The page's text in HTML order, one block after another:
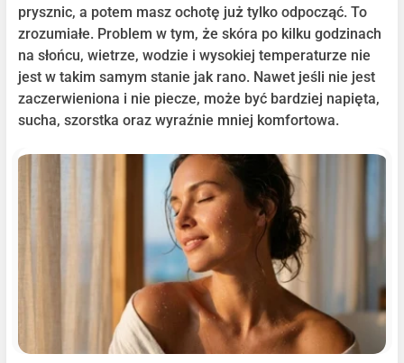
prysznic, a potem masz ochotę już tylko odpocząć. To
zrozumiałe. Problem w tym, że skóra po kilku godzinach
na słońcu, wietrze, wodzie i wysokiej temperaturze nie
jest w takim samym stanie jak rano. Nawet jeśli nie jest
zaczerwieniona i nie piecze, może być bardziej napięta,
sucha, szorstka oraz wyraźnie mniej komfortowa.